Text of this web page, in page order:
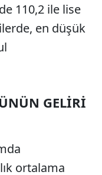
110,2 ile lise
en düşük
GELİRİ
ortalama